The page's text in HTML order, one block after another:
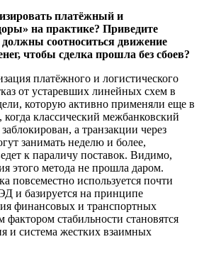
платёжный и
на практике? Приведите
соотноситься движение
чтобы сделка прошла без сбоев?
платёжного и логистического
от устаревших линейных схем в
которую активно применяли еще в
когда классический межбанковский
а транзакции через
занимать неделю и более,
к параличу поставок. Видимо,
этого метода не прошла даром.
повсеместно используется почти
и базируется на принципе
финансовых и транспортных
фактором стабильности становятся
и система жестких взаимных